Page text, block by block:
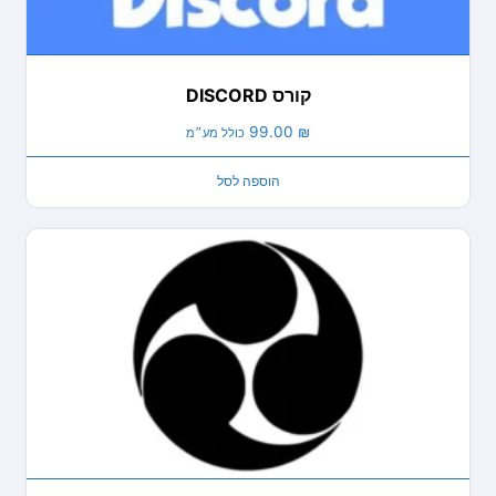
קורס DISCORD
99.00 ₪ כולל מע״מ
הוספה לסל